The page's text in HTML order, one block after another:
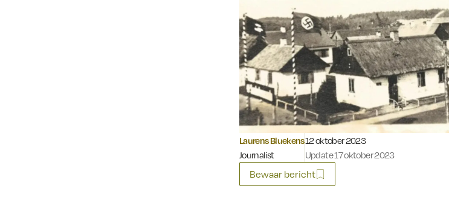
Laurens Bluekens
Journalist
Gepubliceerd op:
12 oktober 2023
Update 17 oktober 2023
Bewaar bericht